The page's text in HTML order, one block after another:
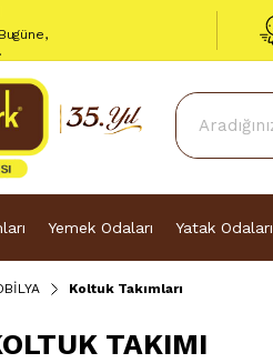
Yemek Odaları Yatak Odaları
Koltuk Takımları
TAKIMI